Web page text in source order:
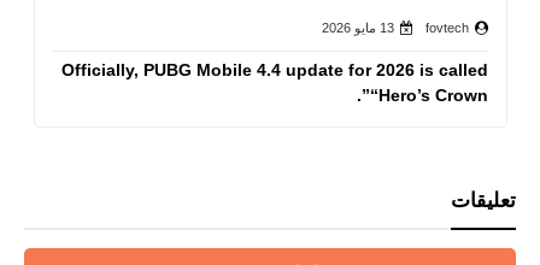
fovtech 13 مايو 2026
Officially, PUBG Mobile 4.4 update for 2026 is called
“Hero’s Crown”.
تعليقات